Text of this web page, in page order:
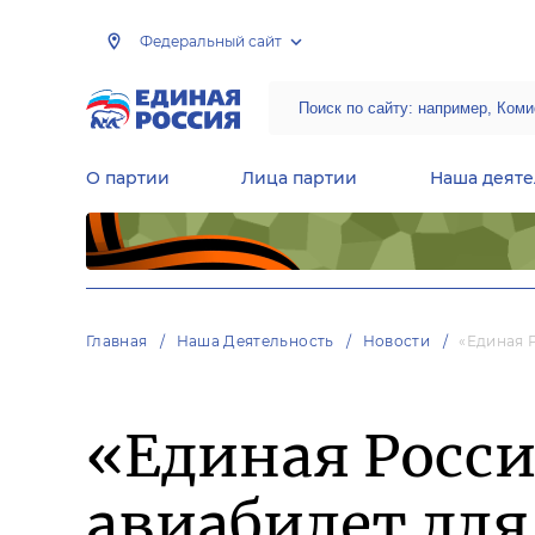
Федеральный сайт
О партии Лица партии Наша
Главная Наша Деятельность Новости «Единая
«Единая